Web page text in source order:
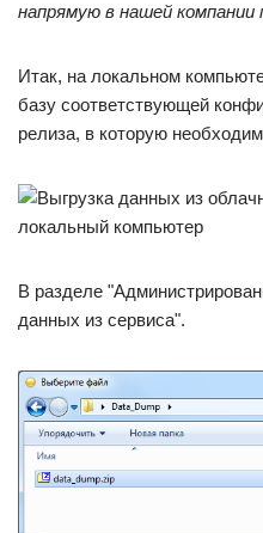
напрямую в нашей компании
Итак, на локальном
базу соответствующей
релиза, в которую
В разделе
данных из сервиса".